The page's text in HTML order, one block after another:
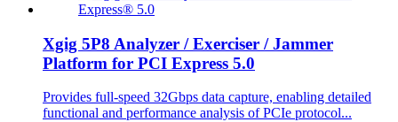
Xgig 5P8 Analyzer / Exerciser / Jammer
Platform for PCI Express 5.0
Provides full-speed 32Gbps data capture, enabling detailed
functional and performance analysis of PCIe protocol...